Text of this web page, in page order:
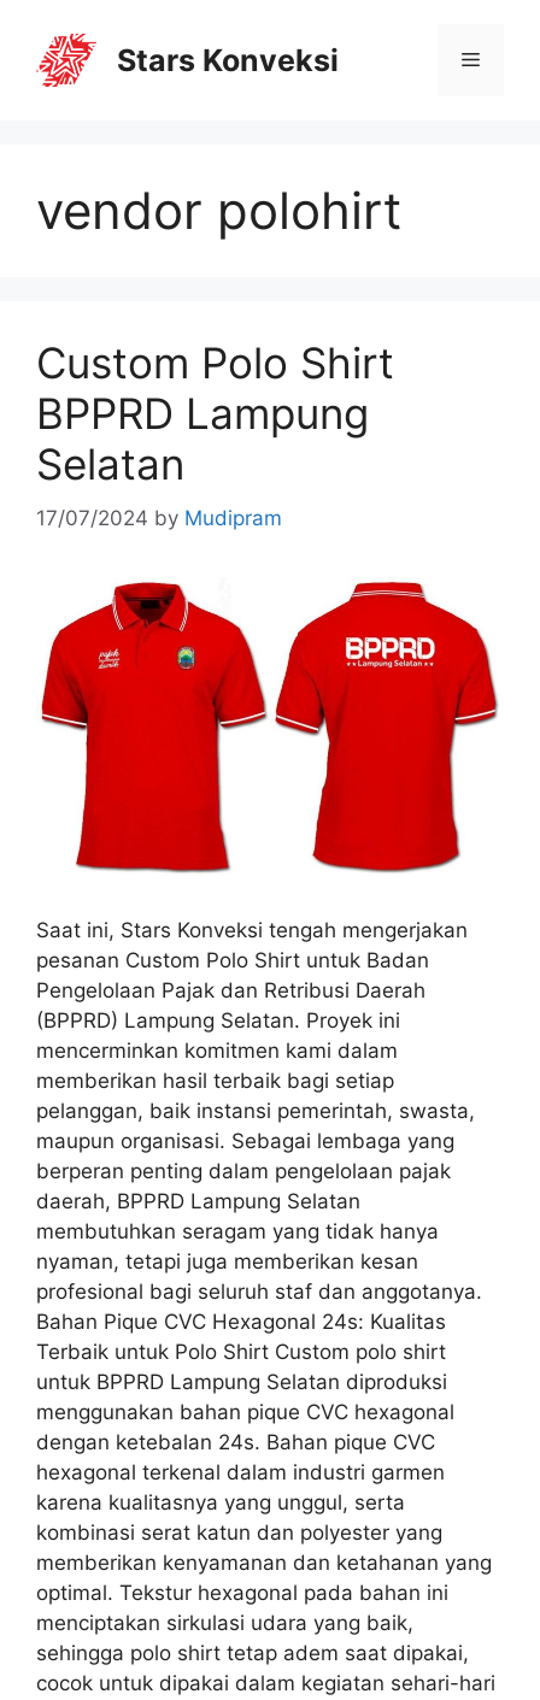
Stars Konveksi
vendor polohirt
Custom Polo Shirt
BPPRD Lampung
Selatan
17/07/2024 by Mudipram
Saat ini, Stars Konveksi tengah mengerjakan
pesanan Custom Polo Shirt untuk Badan
Pengelolaan Pajak dan Retribusi Daerah
(BPPRD) Lampung Selatan. Proyek ini
mencerminkan komitmen kami dalam
memberikan hasil terbaik bagi setiap
pelanggan, baik instansi pemerintah, swasta,
maupun organisasi. Sebagai lembaga yang
berperan penting dalam pengelolaan pajak
daerah, BPPRD Lampung Selatan
membutuhkan seragam yang tidak hanya
nyaman, tetapi juga memberikan kesan
profesional bagi seluruh staf dan anggotanya.
Bahan Pique CVC Hexagonal 24s: Kualitas
Terbaik untuk Polo Shirt Custom polo shirt
untuk BPPRD Lampung Selatan diproduksi
menggunakan bahan pique CVC hexagonal
dengan ketebalan 24s. Bahan pique CVC
hexagonal terkenal dalam industri garmen
karena kualitasnya yang unggul, serta
kombinasi serat katun dan polyester yang
memberikan kenyamanan dan ketahanan yang
optimal. Tekstur hexagonal pada bahan ini
menciptakan sirkulasi udara yang baik,
sehingga polo shirt tetap adem saat dipakai,
cocok untuk dipakai dalam kegiatan sehari-hari